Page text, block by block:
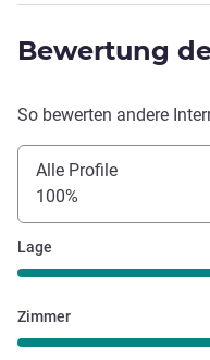
Bewertung
So bewerten andere
Alle Profile
100%
Lage
Zimmer